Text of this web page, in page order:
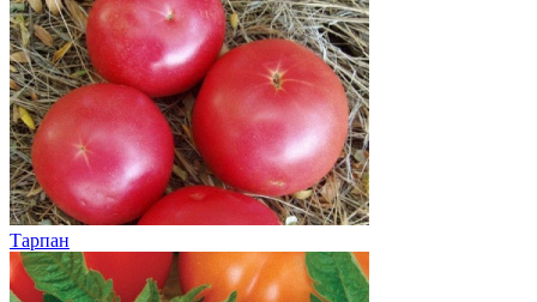
Тарпан